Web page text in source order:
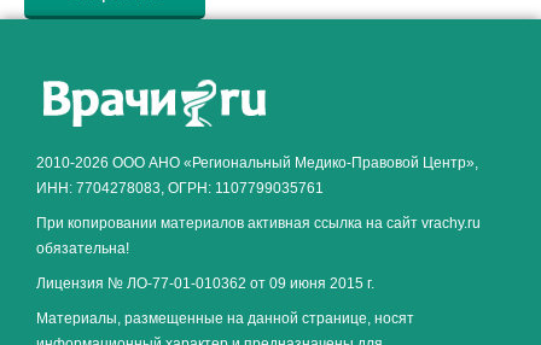
2010-2026 ООО АНО «Региональный Медико-Правовой Центр»,
ИНН: 7704278083, ОГРН: 1107799035761
При копировании материалов активная ссылка на сайт vrachy.ru
обязательна!
Лицензия № ЛО-77-01-010362 от 09 июня 2015 г.
Материалы, размещенные на данной странице, носят